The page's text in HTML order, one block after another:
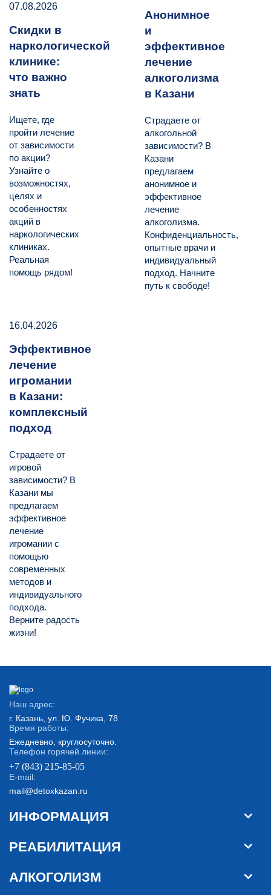
07.08.2026
Скидки в
наркологической
клинике:
что важно
знать
Ищете, где
пройти лечение
от зависимости
по акции?
Узнайте о
возможностях,
целях и
особенностях
акций в
наркологических
клиниках.
Реальная
помощь рядом!
Анонимное
и
эффективное
лечение
алкоголизма
в Казани
Страдаете от
алкогольной
зависимости? В
Казани
предлагаем
анонимное и
эффективное
лечение
алкоголизма.
Конфиденциальность,
опытные врачи и
индивидуальный
подход. Начните
путь к свободе!
16.04.2026
Эффективное
лечение
игромании
в Казани:
комплексный
подход
Страдаете от
игровой
зависимости? В
Казани мы
предлагаем
эффективное
лечение
игромании с
помощью
современных
методов и
индивидуального
подхода.
Верните радость
жизни!
Наш адрес:
г. Казань, ул. Ю. Фучика, 78
Время работы:
Ежедневно, круглосуточно.
Телефон горячей линии:
+7 (843) 215-85-05
E-mail:
mail@detoxkazan.ru
ИНФОРМАЦИЯ
РЕАБИЛИТАЦИЯ
АЛКОГОЛИЗМ